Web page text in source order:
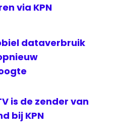
via KPN
dataverbruik
is de zender van
bij KPN